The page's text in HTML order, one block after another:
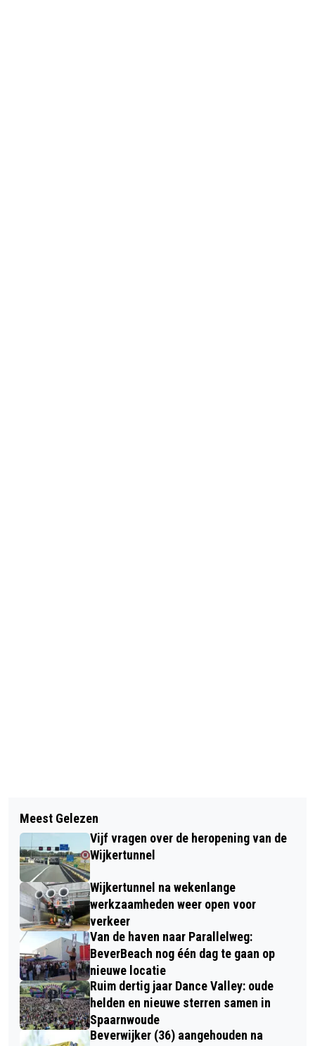
HOOFDPRIJS STAATSLOTERIJ
OUDEJAARSTREKKING VALT IN
HEEMSKERK ÉN BLADEL; TWEE
WINNAARS, IEDER 15 MILJOEN
BELASTINGVRIJ
TALENTENLAB WEER VAN START:
ONTDEK EN ONTWIKKEL JE TALENTEN
IN DE BIBLIOTHEEK
Meest Gelezen
Vijf vragen over de heropening van de
Wijkertunnel
Wijkertunnel na wekenlange
werkzaamheden weer open voor
verkeer
Van de haven naar Parallelweg:
BeverBeach nog één dag te gaan op
nieuwe locatie
Ruim dertig jaar Dance Valley: oude
helden en nieuwe sterren samen in
Spaarnwoude
Beverwijker (36) aangehouden na